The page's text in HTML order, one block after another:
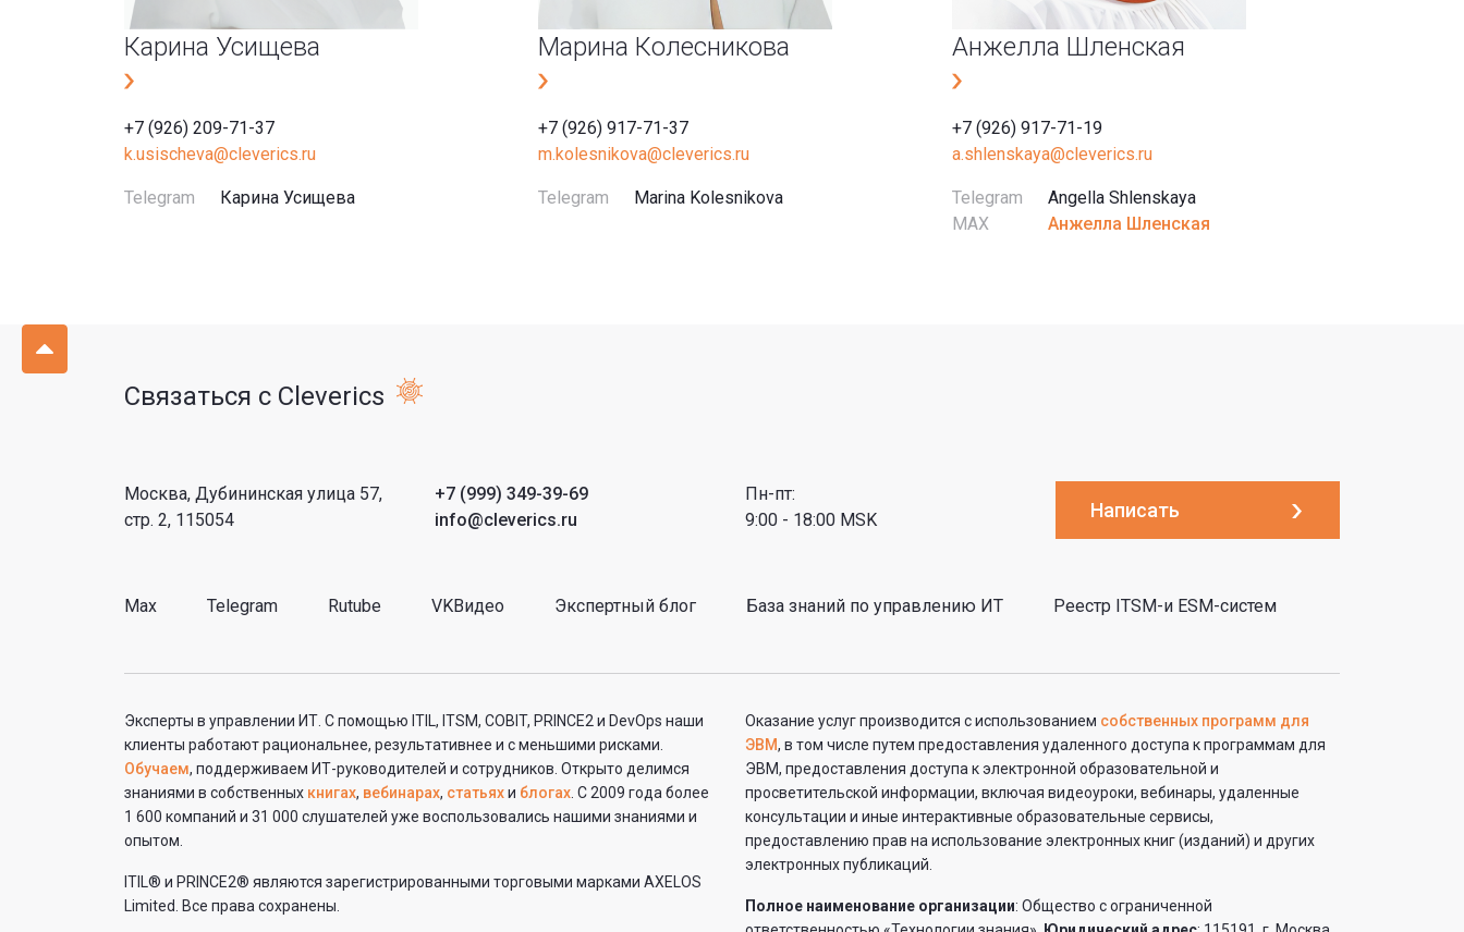
Карина Усищева
+7 (926) 209-71-37
k.usischeva@cleverics.ru
Telegram Карина Усищева
Марина Колесникова
+7 (926) 917-71-37
m.kolesnikova@cleverics.ru
Telegram Marina Kolesnikova
Анжелла Шленская
+7 (926) 917-71-19
a.shlenskaya@cleverics.ru
Telegram
Angella Shlenskaya
MAX
Анжелла Шленская
Связаться с Cleverics
Москва, Дубининская улица 57,
стр. 2, 115054
+7 (999) 349-39-69
info@cleverics.ru
Пн-пт:
9:00 - 18:00 MSK
Написать
Max Telegram Rutube VKВидео Экспертный блог База знаний по управлению ИТ Реестр ITSM-и ESM-систем
Эксперты в управлении ИТ. С помощью ITIL, ITSM, COBIT, PRINCE2 и DevOps наши
клиенты работают рациональнее, результативнее и с меньшими рисками.
Обучаем, поддерживаем ИТ-руководителей и сотрудников. Открыто делимся
знаниями в собственных книгах, вебинарах, статьяхи блогах . С 2009 года более
1 600 компаний и 31 000 слушателей уже воспользовались нашими знаниями и
опытом.
ITIL® и PRINCE2® являются зарегистрированными торговыми марками AXELOS
Limited. Все права сохранены.
Оказание услуг производится с использованием собственных программ для
ЭВМ, в том числе путем предоставления удаленного доступа к программам для
ЭВМ, предоставления доступа к электронной образовательной и
просветительской информации, включая видеоуроки, вебинары, удаленные
консультации и иные интерактивные образовательные сервисы,
предоставлению прав на использование электронных книг (изданий) и других
электронных публикаций.
Полное наименование организации: Общество с ограниченной